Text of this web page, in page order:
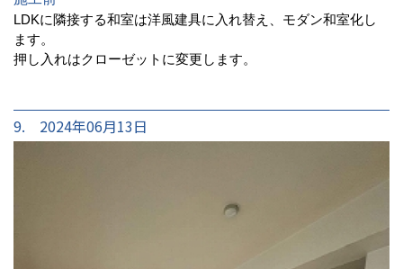
LDKに隣接する和室は洋風建具に入れ替え、モダン和室化し
ます。
押し入れはクローゼットに変更します。
9. 2024年06月13日